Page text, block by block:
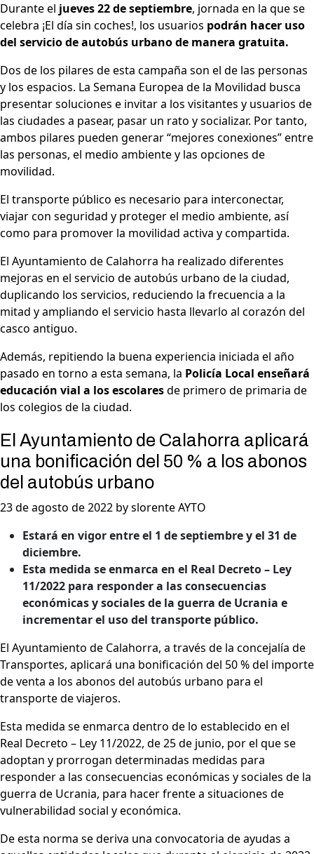
Durante el jueves 22 de septiembre, jornada en la que se
celebra ¡El día sin coches!, los usuarios podrán hacer uso
del servicio de autobús urbano de manera gratuita.
Dos de los pilares de esta campaña son el de las personas
y los espacios. La Semana Europea de la Movilidad busca
presentar soluciones e invitar a los visitantes y usuarios de
las ciudades a pasear, pasar un rato y socializar. Por tanto,
ambos pilares pueden generar “mejores conexiones” entre
las personas, el medio ambiente y las opciones de
movilidad.
El transporte público es necesario para interconectar,
viajar con seguridad y proteger el medio ambiente, así
como para promover la movilidad activa y compartida.
El Ayuntamiento de Calahorra ha realizado diferentes
mejoras en el servicio de autobús urbano de la ciudad,
duplicando los servicios, reduciendo la frecuencia a la
mitad y ampliando el servicio hasta llevarlo al corazón del
casco antiguo.
Además, repitiendo la buena experiencia iniciada el año
pasado en torno a esta semana, la Policía Local enseñará
educación vial a los escolaresde primero de primaria de
los colegios de la ciudad.
El Ayuntamiento de Calahorra aplicará
una bonificación del 50 % a los abonos
del autobús urbano
23 de agosto de 2022 by slorente AYTO
Estará en vigor entre el 1 de septiembre y el 31 de
diciembre.
Esta medida se enmarca en el Real Decreto – Ley
11/2022 para responder a las consecuencias
económicas y sociales de la guerra de Ucrania e
incrementar el uso del transporte público.
El Ayuntamiento de Calahorra, a través de la concejalía de
Transportes, aplicará una bonificación del 50 % del importe
de venta a los abonos del autobús urbano para el
transporte de viajeros.
Esta medida se enmarca dentro de lo establecido en el
Real Decreto – Ley 11/2022, de 25 de junio, por el que se
adoptan y prorrogan determinadas medidas para
responder a las consecuencias económicas y sociales de la
guerra de Ucrania, para hacer frente a situaciones de
vulnerabilidad social y económica.
De esta norma se deriva una convocatoria de ayudas a